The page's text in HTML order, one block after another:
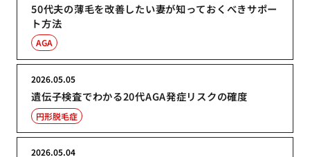
50代夫の薄毛を改善したい妻が知っておくべきサポー
ト方法
AGA
遺伝子検査でわかる20代AGA発症リスクの確度
2026.05.05
円形脱毛症
2026.05.04